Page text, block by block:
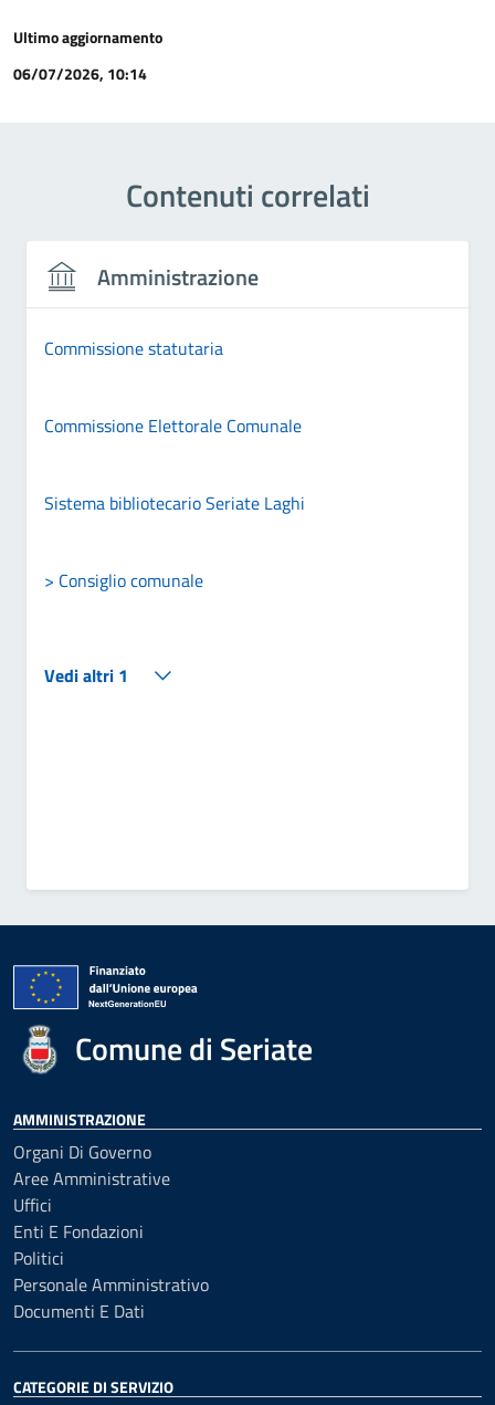
Ultimo aggiornamento
06/07/2026, 10:14
Contenuti correlati
Amministrazione
Commissione statutaria
Commissione Elettorale Comunale
Sistema bibliotecario Seriate Laghi
> Consiglio comunale
Vedi altri 1
Comune di Seriate
AMMINISTRAZIONE
Organi Di Governo
Aree Amministrative
Uffici
Enti E Fondazioni
Politici
Personale Amministrativo
Documenti E Dati
CATEGORIE DI SERVIZIO